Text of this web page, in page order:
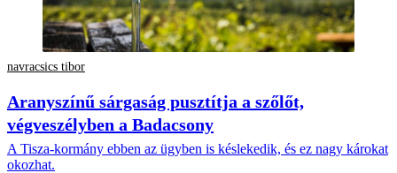
navracsics tibor
Aranyszínű sárgaság pusztítja a szőlőt,
végveszélyben a Badacsony
A Tisza-kormány ebben az ügyben is késlekedik, és ez nagy károkat
okozhat.